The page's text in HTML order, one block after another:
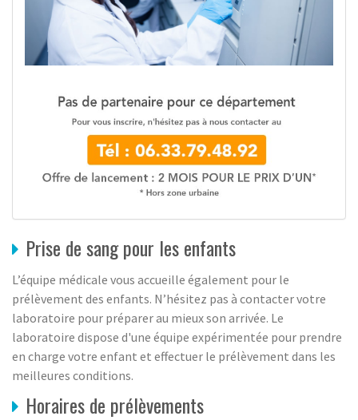
Prise de sang pour les enfants
L’équipe médicale vous accueille également pour le
prélèvement des enfants. N’hésitez pas à contacter votre
laboratoire pour préparer au mieux son arrivée. Le
laboratoire dispose d'une équipe expérimentée pour prendre
en charge votre enfant et effectuer le prélèvement dans les
meilleures conditions.
Horaires de prélèvements